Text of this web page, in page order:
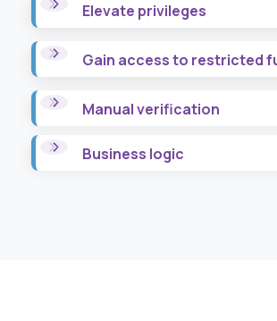
Elevate privileges
Gain access to restricted
Manual verification
Business logic